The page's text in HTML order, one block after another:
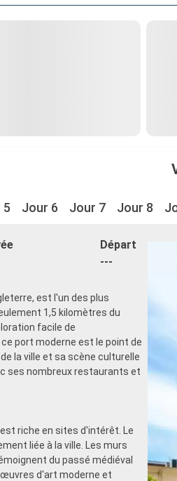
5 Jour 6 Jour 7 Jour 8
Départ
---
est l'un des plus
1,5 kilomètres du
facile de
port moderne est le point de
la ville et sa scène culturelle
ses nombreux restaurants et
riche en sites d'intérêt. Le
liée à la ville. Les murs
du passé médiéval
œuvres d'art moderne et